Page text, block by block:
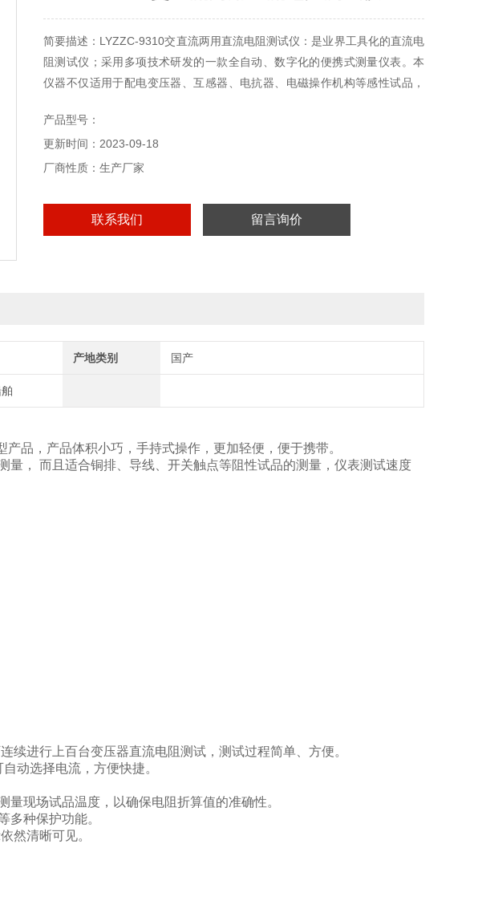
简要描述：LYZZC-9310交直流两用直流电阻测试仪：是业界工具化的直流电
阻测试仪；采用多项技术研发的一款全自动、数字化的便携式测量仪表。本
仪器不仅适用于配电变压器、互感器、电抗器、电磁操作机构等感性试品，
晶合金变压器，由于低压线圈采用铜箔绕制，电阻值极低，对此本仪器将电
流提升至10A，解决了低值电阻测量的难题。
产品型号：
更新时间：2023-09-18
厂商性质：生产厂家
联系我们 留言询价
产地类别 国产
产品，产品体积小巧，手持式操作，更加轻便，便于携带。
量， 而且适合铜排、导线、开关触点等阻性试品的测量，仪表测试速度
续进行上百台变压器直流电阻测试，测试过程简单、方便。
动选择电流，方便快捷。
现场试品温度，以确保电阻折算值的准确性。
多种保护功能。
然清晰可见。